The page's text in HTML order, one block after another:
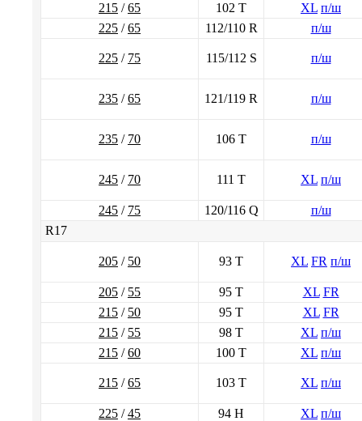
215 /65 102 T XL п/ш
225 /65 112/110 R п/ш
225 / 75 115/112 S п/ш
235 /65 121/119 R п/ш
235 / 70 106 T п/ш
245 / 70 111 T XL п/ш
245 / 75 120/116 Q
п/ш
R17
205 / 50 93 T XL FR п/ш
205 / 55 95 T XL FR
215 / 50 95 T XL FR
215 / 55 98 T XL п/ш
215 /60 100 T XL п/ш
215 /65 103 T XL п/ш
225 /45 94 H XL п/ш